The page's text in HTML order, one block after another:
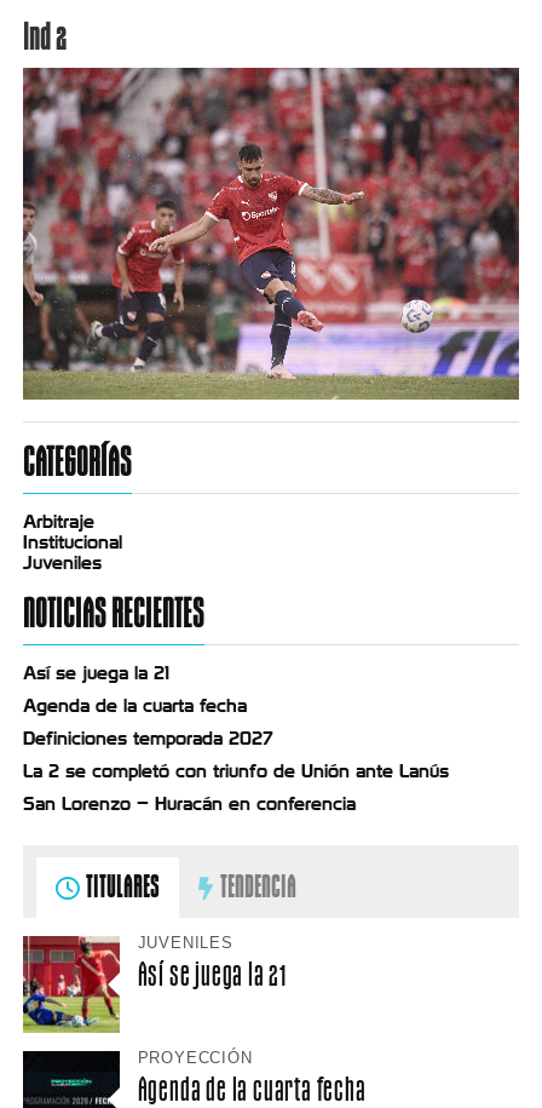
Ind 2
CATEGORÍAS
Arbitraje
Institucional
Juveniles
NOTICIAS RECIENTES
Así se juega la 21
Agenda de la cuarta fecha
Definiciones temporada 2027
La 2 se completó con triunfo de Unión ante Lanús
San Lorenzo – Huracán en conferencia
TITULARES TENDENCIA
JUVENILES
Así se juega la 21
PROYECCIÓN
Agenda de la cuarta fecha